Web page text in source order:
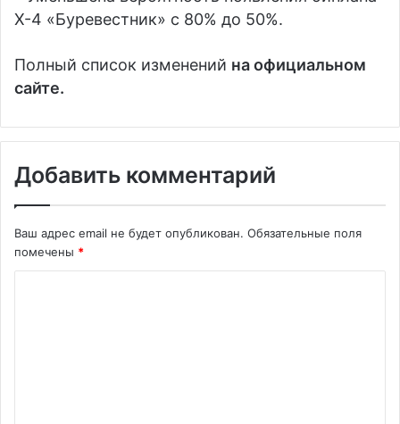
X-4 «Буревестник» с 80% до 50%.
Полный список изменений на официальном
сайте.
Добавить комментарий
Ваш адрес email не будет опубликован. Обязательные поля
помечены *